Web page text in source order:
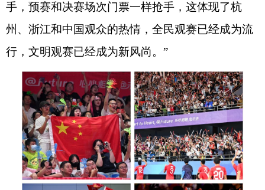
手，预赛和决赛场次门票一样抢手，这体现了杭
州、浙江和中国观众的热情，全民观赛已经成为流
行，文明观赛已经成为新风尚。”